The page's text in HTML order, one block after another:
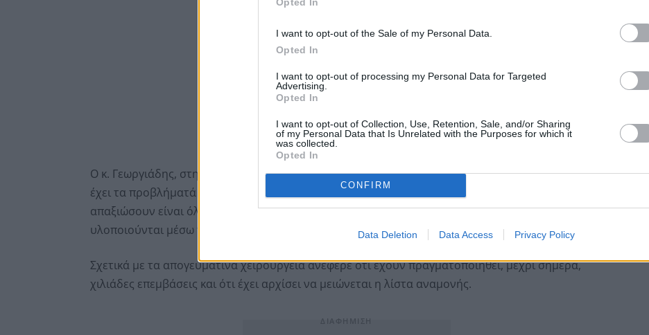
I want to opt-out of the Sale of my Personal Data.
Opted In
I want to opt-out of processing my Personal Data for Targeted
Advertising.
Opted In
I want to opt-out of Collection, Use, Retention, Sale, and/or Sharing
of my Personal Data that Is Unrelated with the Purposes for which it
was collected.
Opted In
CONFIRM
Data Deletion Data Access Privacy Policy
Ο κ. Γεωργιάδης, στην ομιλία του σημείωσε ότι όπως όλα τα Συστήματα Υγείας έτσι και το ΕΣΥ
έχει τα προβλήματά του. Παράλληλα ανέφερε ότι η απάντηση σε όσους προσπαθούν να το
απαξιώσουν είναι όλα τα έργα ανακαίνισης και αναβάθμισης των δομών υγείας που
υλοποιούνται μέσω του Ταμείου Ανάκαμψης.
Σχετικά με τα απογευματινά χειρουργεία ανέφερε ότι έχουν πραγματοποιηθεί, μέχρι σήμερα,
χιλιάδες επεμβάσεις και ότι έχει αρχίσει να μειώνεται η λίστα αναμονής.